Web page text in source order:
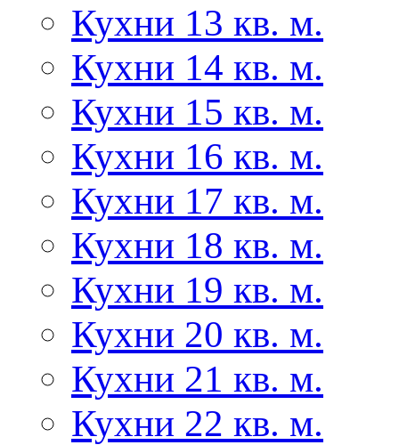
Кухни 13 кв. м.
Кухни 14 кв. м.
Кухни 15 кв. м.
Кухни 16 кв. м.
Кухни 17 кв. м.
Кухни 18 кв. м.
Кухни 19 кв. м.
Кухни 20 кв. м.
Кухни 21 кв. м.
Кухни 22 кв. м.